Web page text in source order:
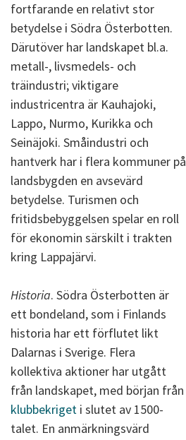
fortfarande en relativt stor
betydelse i Södra Österbotten.
Därutöver har landskapet bl.a.
metall-, livsmedels- och
träindustri; viktigare
industricentra är Kauhajoki,
Lappo, Nurmo, Kurikka och
Seinäjoki. Småindustri och
hantverk har i flera kommuner på
landsbygden en avsevärd
betydelse. Turismen och
fritidsbebyggelsen spelar en roll
för ekonomin särskilt i trakten
kring Lappajärvi.
Historia. Södra Österbotten är
ett bondeland, som i Finlands
historia har ett förflutet likt
Dalarnas i Sverige. Flera
kollektiva aktioner har utgått
från landskapet, med början från
klubbekriget i slutet av 1500-
talet. En anmärkningsvärd